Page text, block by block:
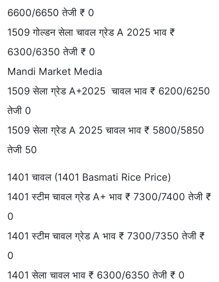
6600/6650 तेजी ₹ 0
1509 गोल्डन सेला चावल ग्रेड A 2025 भाव ₹
6300/6350 तेजी ₹ 0
Mandi Market Media
1509 सेला ग्रेड A+2025 चावल भाव ₹ 6200/6250
तेजी 0
1509 सेला ग्रेड A 2025 चावल भाव ₹ 5800/5850
तेजी 50
1401 चावल (1401 Basmati Rice Price)
1401 स्टीम चावल ग्रेड A+ भाव ₹ 7300/7400 तेजी ₹
0
1401 स्टीम चावल ग्रेड A भाव ₹ 7300/7350 तेजी ₹
0
1401 सेला चावल भाव ₹ 6300/6350 तेजी ₹ 0